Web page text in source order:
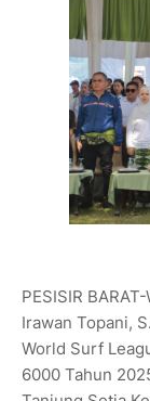
PESISIR
Irawan Topani,
World Surf
6000 Tahun